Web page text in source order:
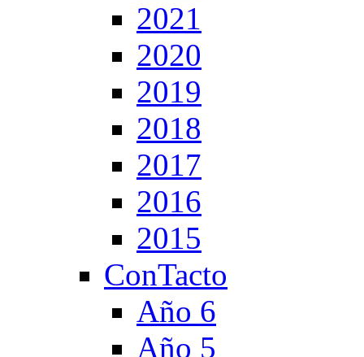
2021
2020
2019
2018
2017
2016
2015
ConTacto
Año 6
Año 5